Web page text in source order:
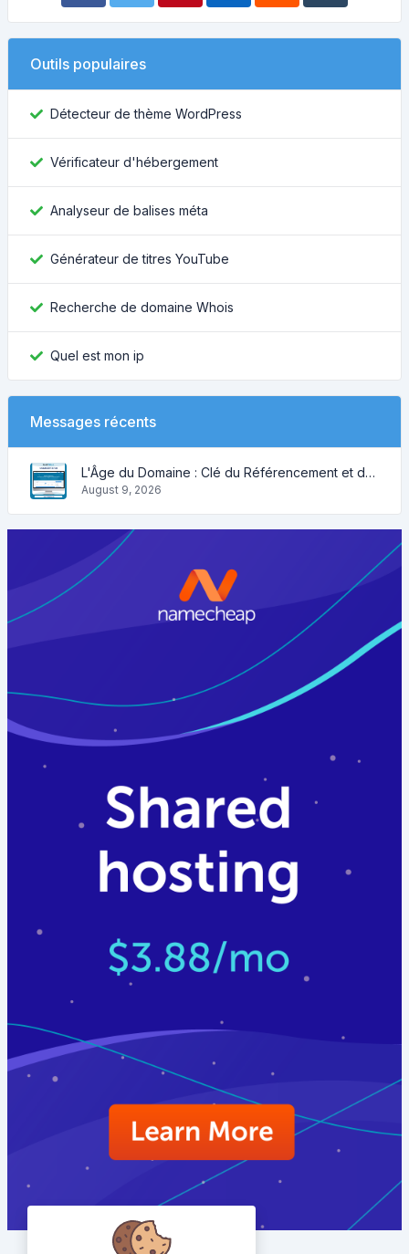
Outils populaires
Détecteur de thème WordPress
Vérificateur d'hébergement
Analyseur de balises méta
Générateur de titres YouTube
Recherche de domaine Whois
Quel est mon ip
Messages récents
L'Âge du Domaine : Clé du Référencement et de la Crédibilité
August 9, 2026